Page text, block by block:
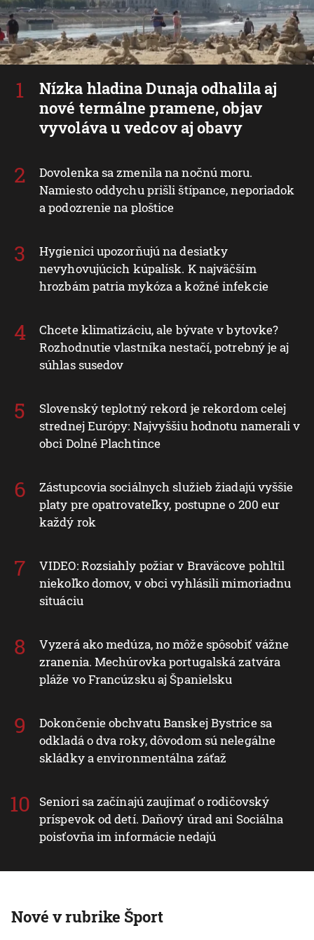
Nízka hladina Dunaja odhalila aj
nové termálne pramene, objav
vyvoláva u vedcov aj obavy
Dovolenka sa zmenila na nočnú moru.
Namiesto oddychu prišli štípance, neporiadok
a podozrenie na ploštice
Hygienici upozorňujú na desiatky
nevyhovujúcich kúpalísk. K najväčším
hrozbám patria mykóza a kožné infekcie
Chcete klimatizáciu, ale bývate v bytovke?
Rozhodnutie vlastníka nestačí, potrebný je aj
súhlas susedov
Slovenský teplotný rekord je rekordom celej
strednej Európy: Najvyššiu hodnotu namerali v
obci Dolné Plachtince
Zástupcovia sociálnych služieb žiadajú vyššie
platy pre opatrovateľky, postupne o 200 eur
každý rok
VIDEO: Rozsiahly požiar v Braväcove pohltil
niekoľko domov, v obci vyhlásili mimoriadnu
situáciu
Vyzerá ako medúza, no môže spôsobiť vážne
zranenia. Mechúrovka portugalská zatvára
pláže vo Francúzsku aj Španielsku
Dokončenie obchvatu Banskej Bystrice sa
odkladá o dva roky, dôvodom sú nelegálne
skládky a environmentálna záťaž
Seniori sa začínajú zaujímať o rodičovský
príspevok od detí. Daňový úrad ani Sociálna
poisťovňa im informácie nedajú
Nové v rubrike Šport